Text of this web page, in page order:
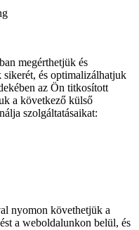
megérthetjük és
és optimalizálhatjuk
az Ön titkosított
a következő külső
szolgáltatásaikat:
nyomon követhetjük a
a weboldalunkon belül, és